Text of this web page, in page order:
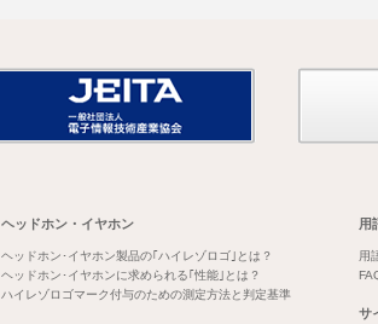
ヘッドホン・イヤホン
ヘッドホン･イヤホン製品の｢ハイレゾロゴ｣とは？
ヘッドホン･イヤホンに求められる｢性能｣とは？
ハイレゾロゴマーク付与のための測定方法と判定基準
用
用
サ